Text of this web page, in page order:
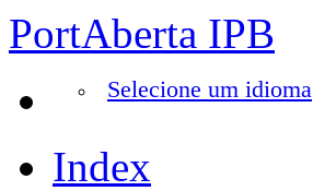
PortAberta IPB
Selecione um idioma
Index